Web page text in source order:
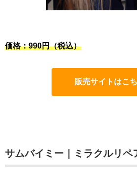
価格：990円（税込）
販売サイトはこ
サムバイミー｜ミラクルリペ